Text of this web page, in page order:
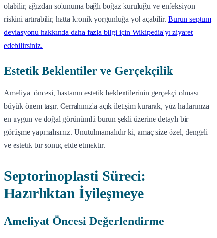
olabilir, ağızdan solunuma bağlı boğaz kuruluğu ve enfeksiyon
riskini artırabilir, hatta kronik yorgunluğa yol açabilir. Burun septum
deviasyonu hakkında daha fazla bilgi için Wikipedia'yı ziyaret
edebilirsiniz.
Estetik Beklentiler ve Gerçekçilik
Ameliyat öncesi, hastanın estetik beklentilerinin gerçekçi olması
büyük önem taşır. Cerrahınızla açık iletişim kurarak, yüz hatlarınıza
en uygun ve doğal görünümlü burun şekli üzerine detaylı bir
görüşme yapmalısınız. Unutulmamalıdır ki, amaç size özel, dengeli
ve estetik bir sonuç elde etmektir.
Septorinoplasti Süreci:
Hazırlıktan İyileşmeye
Ameliyat Öncesi Değerlendirme